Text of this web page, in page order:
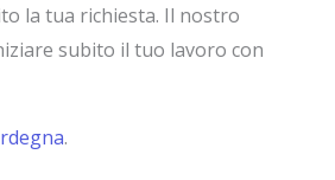
la tua richiesta. Il nostro
subito il tuo lavoro con
.